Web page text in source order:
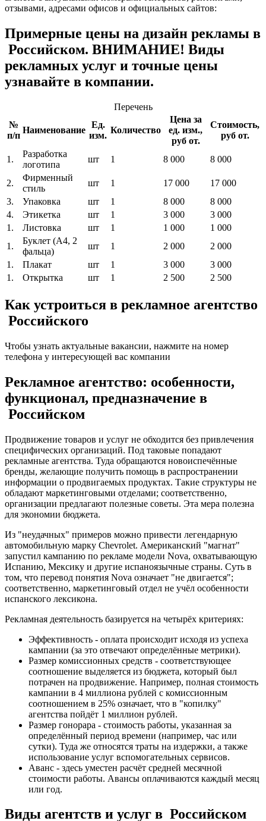
отзывами, адресами офисов и официальных сайтов:
Примерные цены на дизайн рекламы в
Российском. ВНИМАНИЕ! Виды
рекламных услуг и точные цены
узнавайте в компании.
Перечень
№
п/п
Наименование
Ед.
изм.
Количество
Цена за
ед. изм.,
руб от.
Стоимость,
руб от.
1.
Разработка
логотипа
шт 1 8 000 8 000
2.
Фирменный
стиль
шт 1 17 000
17 000
3.
Упаковка шт 1 8 000
8 000
4.
Этикетка шт 1 3 000
3 000
1.
Листовка шт 1 1 000
1 000
1.
Буклет (A4, 2
фальца)
шт 1 2 000
2 000
1.
Плакат шт 1 3 000
3 000
1.
Открытка шт 1 2 500 2 500
Как устроиться в рекламное агентство
Российского
Чтобы узнать актуальные вакансии, нажмите на номер
телефона у интересующей вас компании
Рекламное агентство: особенности,
функционал, предназначение в
Российском
Продвижение товаров и услуг не обходится без привлечения
специфических организаций. Под таковые попадают
рекламные агентства. Туда обращаются новоиспечённые
бренды, желающие получить помощь в распространении
информации о продвигаемых продуктах. Такие структуры не
обладают маркетинговыми отделами; соответственно,
организации предлагают полезные советы. Эта мера полезна
для экономии бюджета.
Из "неудачных" примеров можно привести легендарную
автомобильную марку Chevrolet. Американский "магнат"
запустил кампанию по рекламе модели Nova, охватывающую
Испанию, Мексику и другие испаноязычные страны. Суть в
том, что перевод понятия Nova означает "не двигается";
соответственно, маркетинговый отдел не учёл особенности
испанского лексикона.
Рекламная деятельность базируется на четырёх критериях:
Эффективность - оплата происходит исходя из успеха
кампании (за это отвечают определённые метрики).
Размер комиссионных средств - соответствующее
соотношение выделяется из бюджета, который был
потрачен на продвижение. Например, полная стоимость
кампании в 4 миллиона рублей с комиссионным
соотношением в 25% означает, что в "копилку"
агентства пойдёт 1 миллион рублей.
Размер гонорара - стоимость работы, указанная за
определённый период времени (например, час или
сутки). Туда же относятся траты на издержки, а также
использование услуг вспомогательных сервисов.
Аванс - здесь уместен расчёт средней месячной
стоимости работы. Авансы оплачиваются каждый месяц
или год.
Виды агентств и услуг в Российском